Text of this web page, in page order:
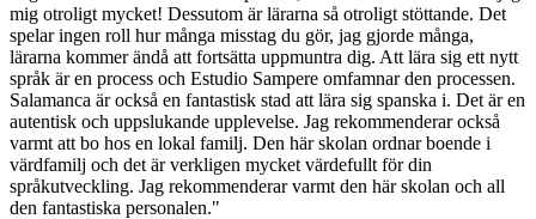
mig otroligt mycket! Dessutom är lärarna så otroligt stöttande. Det
spelar ingen roll hur många misstag du gör, jag gjorde många,
lärarna kommer ändå att fortsätta uppmuntra dig. Att lära sig ett nytt
språk är en process och Estudio Sampere omfamnar den processen.
Salamanca är också en fantastisk stad att lära sig spanska i. Det är en
autentisk och uppslukande upplevelse. Jag rekommenderar också
varmt att bo hos en lokal familj. Den här skolan ordnar boende i
värdfamilj och det är verkligen mycket värdefullt för din
språkutveckling. Jag rekommenderar varmt den här skolan och all
den fantastiska personalen."